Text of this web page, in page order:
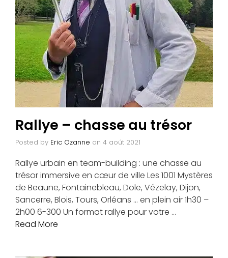
Rallye – chasse au trésor
Posted by Eric Ozanne on 4 août 2021
Rallye urbain en team-building : une chasse au
trésor immersive en cœur de ville Les 1001 Mystères
de Beaune, Fontainebleau, Dole, Vézelay, Dijon,
Sancerre, Blois, Tours, Orléans … en plein air 1h30 –
2h00 6-300 Un format rallye pour votre …
Read More